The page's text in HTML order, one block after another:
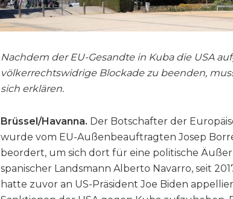
Nachdem der EU-Gesandte in Kuba die USA
völkerrechtswidrige Blockade zu beenden,
sich erklären.
Brüssel/Havanna. Der Botschafter der
wurde vom EU-Außenbeauftragten Josep
beordert, um sich dort für eine politische
spanischer Landsmann Alberto Navarro, seit
hatte zuvor an US-Präsident Joe Biden